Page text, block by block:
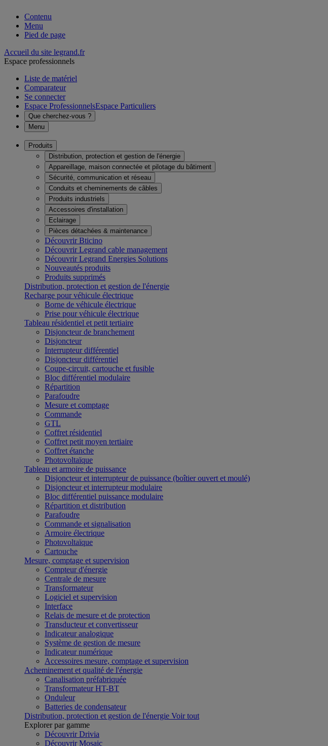
Contenu
Menu
Pied de page
Accueil du site legrand.fr
Espace professionnels
Liste de matériel
Comparateur
Se connecter
Espace ProfessionnelsEspace Particuliers
Que cherchez-vous ?
Menu
Produits
Distribution, protection et gestion de l'énergie
Appareillage, maison connectée et pilotage du bâtiment
Sécurité, communication et réseau
Conduits et cheminements de câbles
Produits industriels
Accessoires d'installation
Eclairage
Pièces détachées & maintenance
Découvrir Bticino
Découvrir Legrand cable management
Découvrir Legrand Energies Solutions
Nouveautés produits
Produits supprimés
Distribution, protection et gestion de l'énergie
Recharge pour véhicule électrique
Borne de véhicule électrique
Prise pour véhicule électrique
Tableau résidentiel et petit tertiaire
Disjoncteur de branchement
Disjoncteur
Interrupteur différentiel
Disjoncteur différentiel
Coupe-circuit, cartouche et fusible
Bloc différentiel modulaire
Répartition
Parafoudre
Mesure et comptage
Commande
GTL
Coffret résidentiel
Coffret petit moyen tertiaire
Coffret étanche
Photovoltaïque
Tableau et armoire de puissance
Disjoncteur et interrupteur de puissance (boîtier ouvert et moulé)
Disjoncteur et interrupteur modulaire
Bloc différentiel puissance modulaire
Répartition et distribution
Parafoudre
Commande et signalisation
Armoire électrique
Photovoltaïque
Cartouche
Mesure, comptage et supervision
Compteur d'énergie
Centrale de mesure
Transformateur
Logiciel et supervision
Interface
Relais de mesure et de protection
Transducteur et convertisseur
Indicateur analogique
Système de gestion de mesure
Indicateur numérique
Accessoires mesure, comptage et supervision
Acheminement et qualité de l'énergie
Canalisation préfabriquée
Transformateur HT-BT
Onduleur
Batteries de condensateur
Distribution, protection et gestion de l'énergie Voir tout
Explorer par gamme
Découvrir Drivia
Découvrir Mosaic